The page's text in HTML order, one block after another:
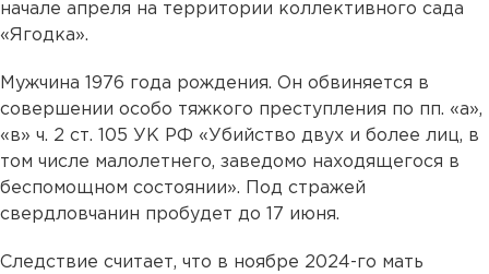
начале апреля на территории коллективного сада
«Ягодка».
Мужчина 1976 года рождения. Он обвиняется в
совершении особо тяжкого преступления по пп. «а»,
«в» ч. 2 ст. 105 УК РФ «Убийство двух и более лиц, в
том числе малолетнего, заведомо находящегося в
беспомощном состоянии». Под стражей
свердловчанин пробудет до 17 июня.
Следствие считает, что в ноябре 2024-го мать